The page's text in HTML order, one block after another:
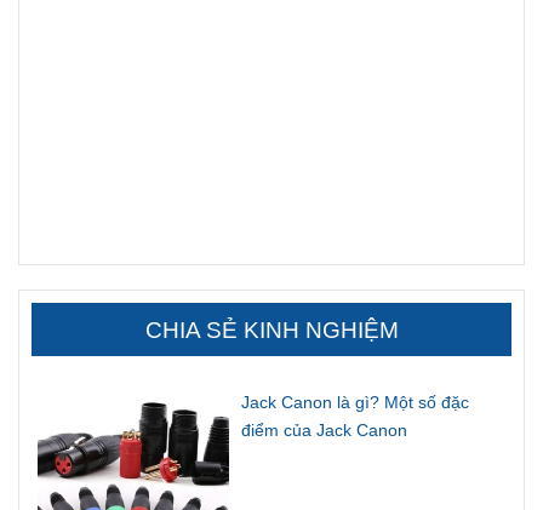
CHIA SẺ KINH NGHIỆM
Jack Canon là gì? Một số đặc
điểm của Jack Canon